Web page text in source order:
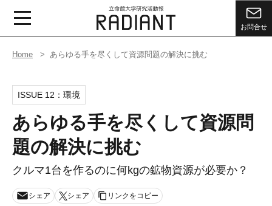
お問合せ
Home あらゆる手を尽くして資源問題の解決に挑む
ISSUE 12： 環境
あらゆる手を尽くして資源問
題の解決に挑む
クルマ1台を作るのに何kgの鉱物資源が必要か？
シェア シェア リンクをコピー